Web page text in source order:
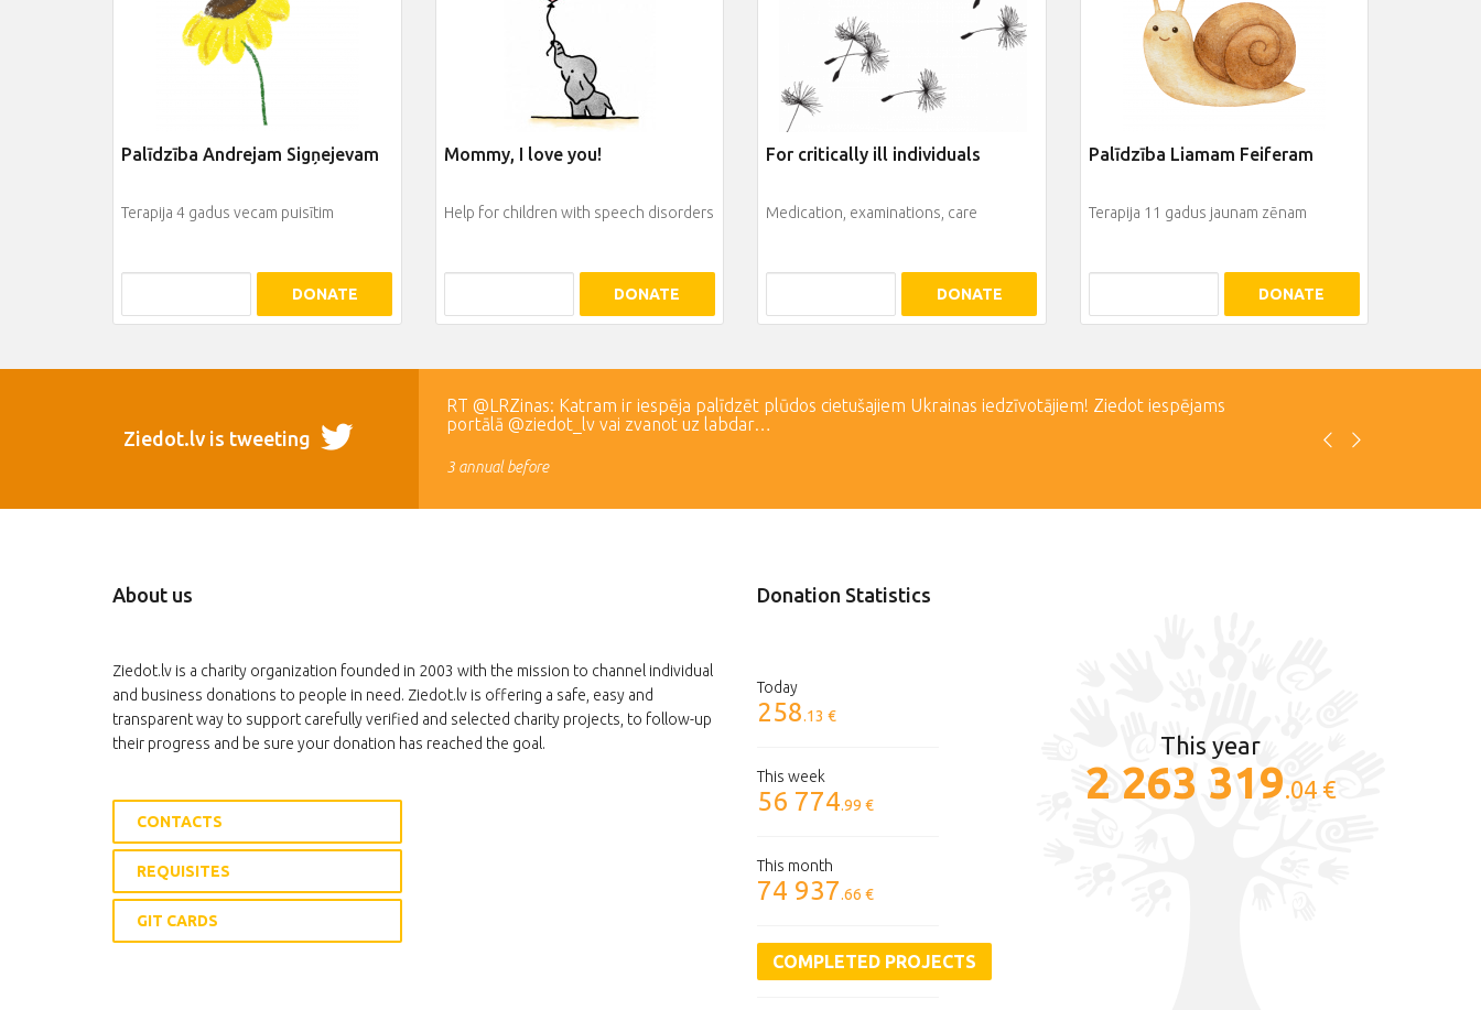
Palīdzība Andrejam Sigņejevam
Terapija 4 gadus vecam puisītim
DONATE
Mommy, I love you!
Help for children with speech disorders
DONATE
For critically ill individuals
Medication, examinations, care
DONATE
Palīdzība Liamam Feiferam
Terapija 11 gadus jaunam zēnam
DONATE
Ziedot.lv is tweeting
RT @LRZinas: Katram ir iespēja palīdzēt plūdos cietušajiem Ukrainas iedzīvotājiem! Ziedot iespējams
portālā @ziedot_lv vai zvanot uz labdar…
3 annual before
About us
Ziedot.lv is a charity organization founded in 2003 with the mission to channel individual
and business donations to people in need. Ziedot.lv is offering a safe, easy and
transparent way to support carefully verified and selected charity projects, to follow-up
their progress and be sure your donation has reached the goal.
CONTACTS
REQUISITES
GIT CARDS
Donation Statistics
Today
258.13 €
This week
56 774.99 €
This month
74 937.66 €
COMPLETED PROJECTS
This year
2 263 319.04 €